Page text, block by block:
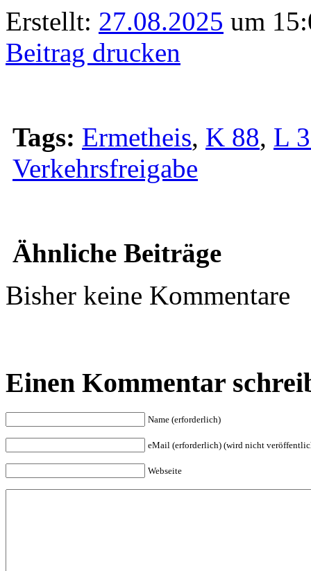
Erstellt: 27.08.2025 um
Beitrag drucken
Tags: Ermetheis, K 88, L
Verkehrsfreigabe
Ähnliche Beiträge
Bisher keine Kommentare
Einen Kommentar
Name (erforderlich)
eMail (erforderlich) (wird nicht
Webseite